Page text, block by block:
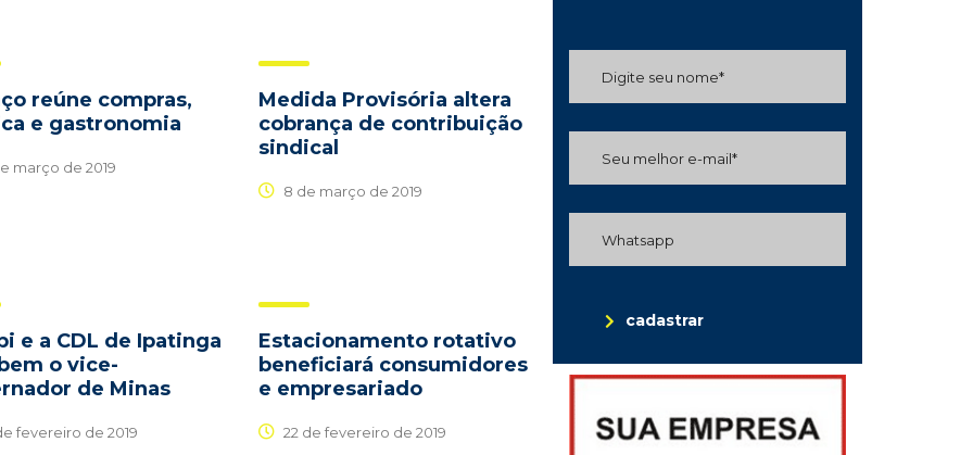
reúne compras,
e gastronomia
março de 2019
Medida Provisória altera
cobrança de contribuição
sindical
8 de março de 2019
e a CDL de Ipatinga
o vice-
de Minas
fevereiro de 2019
Estacionamento rotativo
beneficiará consumidores
e empresariado
22 de fevereiro de 2019
cadastrar